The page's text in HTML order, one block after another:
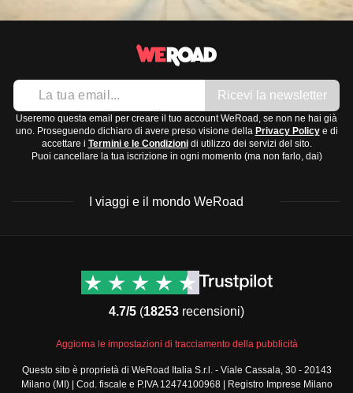
Ricevi la newsletter
Useremo questa email per creare il tuo account WeRoad, se non ne hai già
uno. Proseguendo dichiaro di avere preso visione della Privacy Policye di
accettare i Termini e le Condizionidi utilizzo dei servizi del sito.
Puoi cancellare la tua iscrizione in ogni momento (ma non farlo, dai)
I viaggi e il mondo WeRoad
Viaggi di gruppo Nord
Viaggi di gruppo Centro
Viaggi di gruppo Sud
America
Viaggi di gruppo Africa
Contatti
Termini e condizioni
Condizioni generali
standard
4.7/5 (18253 recensioni)
Aggiorna le impostazioni di tracciamento della pubblicità
Questo sito è proprietà di WeRoad Italia S.r.l. - Viale Cassala, 30 - 20143
Milano (MI) | Cod. fiscale e P.IVA 12474100968 | Registro Imprese Milano